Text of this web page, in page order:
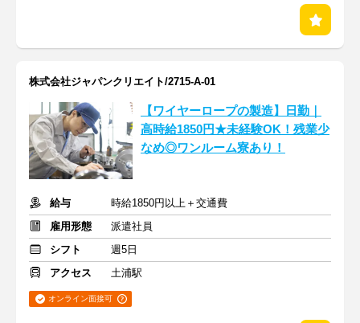
株式会社ジャパンクリエイト/2715-A-01
【ワイヤーロープの製造】日勤｜
高時給1850円★未経験OK！残業少
なめ◎ワンルーム寮あり！
給与
時給1850円以上＋交通費
雇用形態
派遣社員
シフト
週5日
アクセス
土浦駅
オンライン面接可